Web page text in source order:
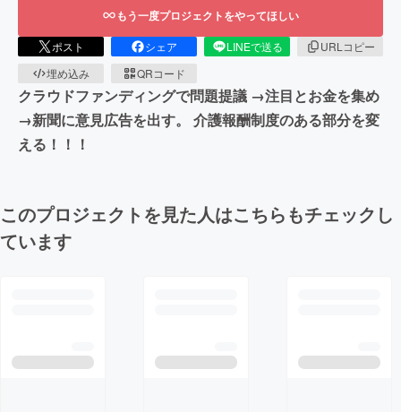
もう一度プロジェクトをやってほしい
ポスト シェア LINEで送る
URLコピー
埋め込み
QRコード
クラウドファンディングで問題提議 →注目とお金を集め
→新聞に意見広告を出す。 介護報酬制度のある部分を変
える！！！
このプロジェクトを見た人はこちらもチェックし
ています